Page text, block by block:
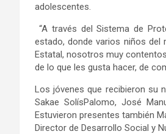
adolescentes.
“A través del Sistema de
estado, donde varios niños
Estatal, nosotros muy
de lo que les gusta hacer, de
Los jóvenes que recibieron su
Sakae SolísPalomo, José
Estuvieron presentes también
Director de Desarrollo Social y